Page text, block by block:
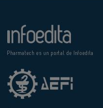
Pharmatech es un portal de Infoedita